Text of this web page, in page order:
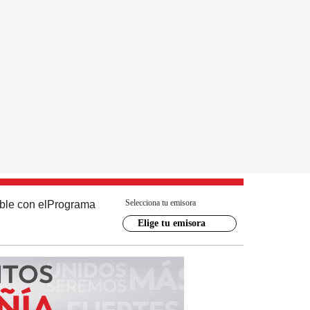
con el Programa Selecciona tu emisora
Elige tu emisora